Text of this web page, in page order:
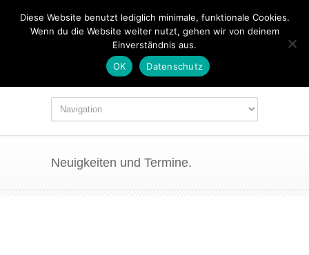
Neuigkeiten und Termine.
Diese Website benutzt lediglich minimale, funktionale Cookies.
Wenn du die Website weiter nutzt, gehen wir von deinem
Einverständnis aus.
OK
Datenschutz